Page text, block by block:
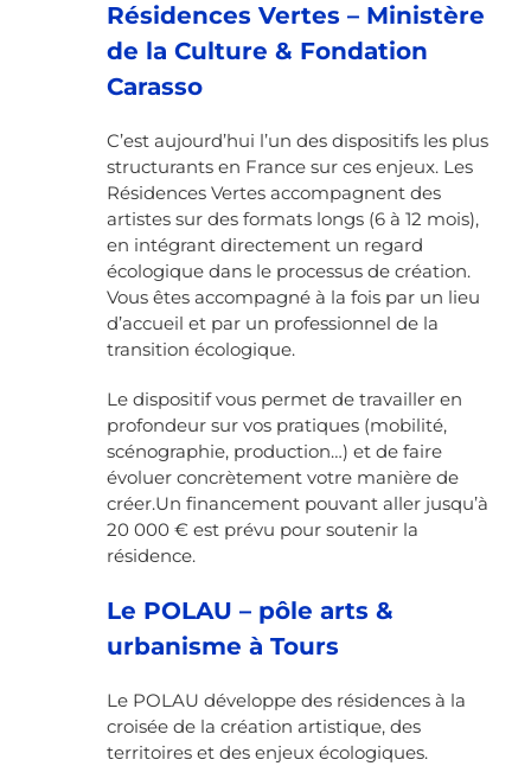
Résidences Vertes – Ministère
de la Culture & Fondation
Carasso
C’est aujourd’hui l’un des dispositifs les plus
structurants en France sur ces enjeux. Les
Résidences Vertes accompagnent des
artistes sur des formats longs (6 à 12 mois),
en intégrant directement un regard
écologique dans le processus de création.
Vous êtes accompagné à la fois par un lieu
d’accueil et par un professionnel de la
transition écologique.
Le dispositif vous permet de travailler en
profondeur sur vos pratiques (mobilité,
scénographie, production…) et de faire
évoluer concrètement votre manière de
créer.Un financement pouvant aller jusqu’à
20 000 € est prévu pour soutenir la
résidence.
Le POLAU – pôle arts &
urbanisme à Tours
Le POLAU développe des résidences à la
croisée de la création artistique, des
territoires et des enjeux écologiques.